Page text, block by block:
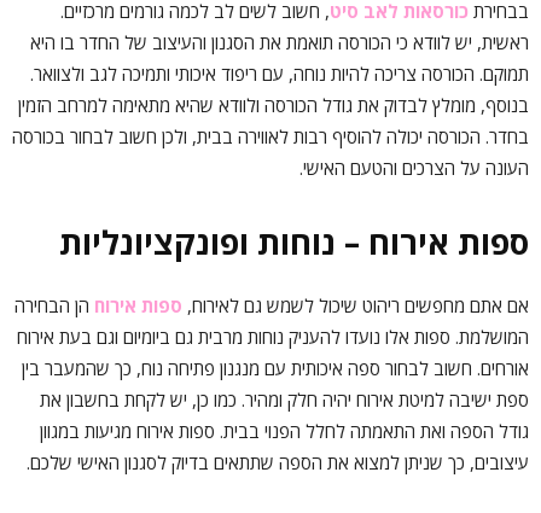
בבחירת כורסאות לאב סיט, חשוב לשים לב לכמה גורמים מרכזיים.
ראשית, יש לוודא כי הכורסה תואמת את הסגנון והעיצוב של החדר בו היא
תמוקם. הכורסה צריכה להיות נוחה, עם ריפוד איכותי ותמיכה לגב ולצוואר.
בנוסף, מומלץ לבדוק את גודל הכורסה ולוודא שהיא מתאימה למרחב הזמין
בחדר. הכורסה יכולה להוסיף רבות לאווירה בבית, ולכן חשוב לבחור בכורסה
העונה על הצרכים והטעם האישי.
ספות אירוח – נוחות ופונקציונליות
אם אתם מחפשים ריהוט שיכול לשמש גם לאירוח, ספות אירוח הן הבחירה
המושלמת. ספות אלו נועדו להעניק נוחות מרבית גם ביומיום וגם בעת אירוח
אורחים. חשוב לבחור ספה איכותית עם מנגנון פתיחה נוח, כך שהמעבר בין
ספת ישיבה למיטת אירוח יהיה חלק ומהיר. כמו כן, יש לקחת בחשבון את
גודל הספה ואת התאמתה לחלל הפנוי בבית. ספות אירוח מגיעות במגוון
עיצובים, כך שניתן למצוא את הספה שתתאים בדיוק לסגנון האישי שלכם.